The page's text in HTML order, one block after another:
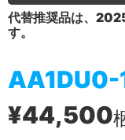
代替推奨品は、
す。
AA1DU0-
¥44,500